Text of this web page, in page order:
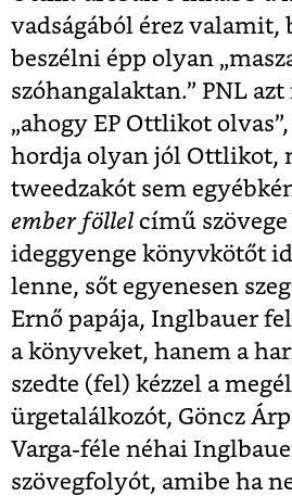
vadságából érez
beszélni épp olyan
szóhangalaktan.” PNL
„ahogy EP Ottlikot
hordja olyan jól Ottlikot,
tweedzakót sem
ember föllel című
ideggyenge könyvkötőt
lenne, sőt egyenesen
Ernő papája, Inglbauer
a könyveket, hanem a
szedte (fel) kézzel a
ürgetalálkozót, Göncz
Varga-féle néhai
szövegfolyót, amibe ha